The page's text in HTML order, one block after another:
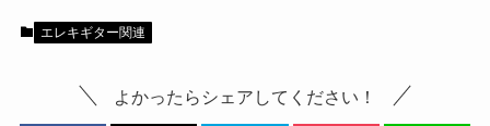
エレキギター関連
よかったらシェアしてください！